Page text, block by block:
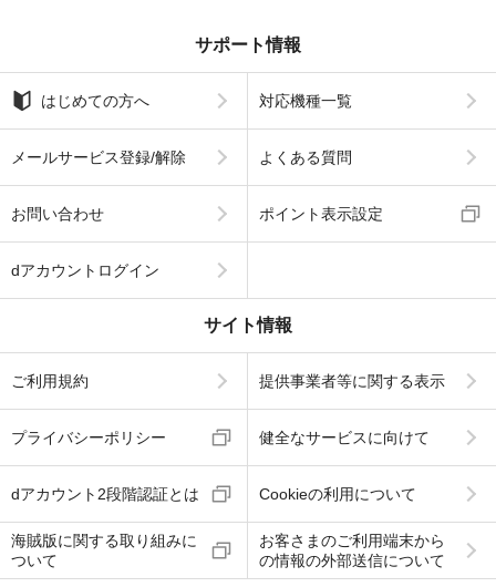
サポート情報
はじめての方へ 対応機種一覧
メールサービス登録/解除 よくある質問
お問い合わせ ポイント表示設定
dアカウントログイン
サイト情報
ご利用規約 提供事業者等に関する表示
プライバシーポリシー 健全なサービスに向けて
dアカウント2段階認証とは Cookieの利用について
海賊版に関する取り組みに
ついて
お客さまのご利用端末から
の情報の外部送信について